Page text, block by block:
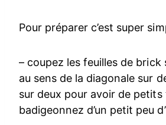
Pour préparer c’est super
– coupez les feuilles de brick
au sens de la diagonale sur
sur deux pour avoir de petits
badigeonnez d’un petit peu